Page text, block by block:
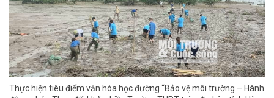
Thực hiện tiêu điểm văn hóa học đường “Bảo vệ môi trường – Hành